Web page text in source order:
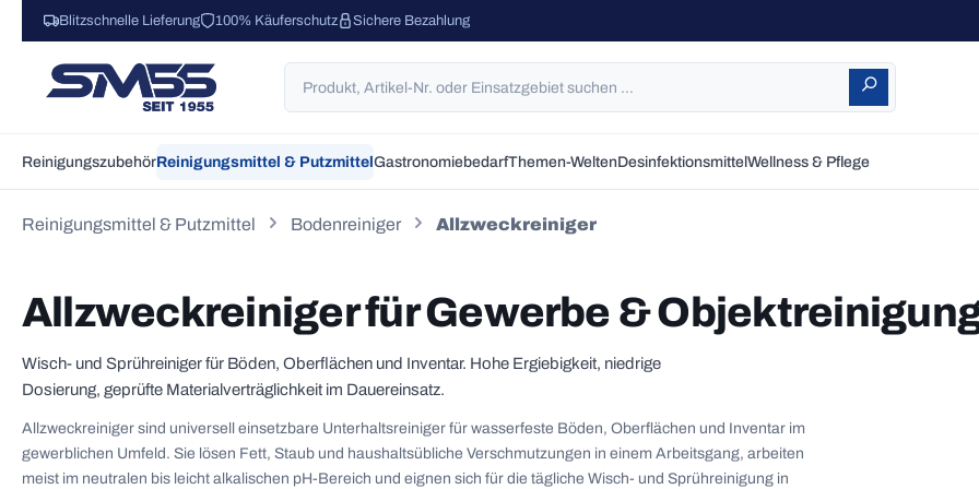
Hauptinhalt springen
Zur Suche springen
Zur Hauptnavigation springen
Blitzschnelle Lieferung 100% Käuferschutz Sichere Bezahlung
ReinigungszubehörReinigungsmittel & PutzmittelGastronomiebedarfThemen-WeltenDesinfektionsmittelWellness & Pflege
Reinigungsmittel & Putzmittel Bodenreiniger Allzweckreiniger
Allzweckreiniger für Gewerbe &
Wisch- und Sprühreiniger für Böden, Oberflächen und Inventar. Hohe Ergiebigkeit, niedrige
Dosierung, geprüfte Materialverträglichkeit im Dauereinsatz.
Allzweckreiniger sind universell einsetzbare Unterhaltsreiniger für wasserfeste Böden, Oberflächen und Inventar im
gewerblichen Umfeld. Sie lösen Fett, Staub und haushaltsübliche Verschmutzungen in einem Arbeitsgang, arbeiten
meist im neutralen bis leicht alkalischen pH-Bereich und eignen sich für die tägliche Wisch- und Sprühreinigung in